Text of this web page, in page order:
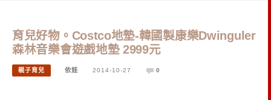
育兒好物。Costco地墊-韓國製康樂Dwinguler
森林音樂會遊戲地墊 2999元
親子育兒 依娃 2014-10-27 0